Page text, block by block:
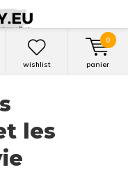
wishlist panier
0
les